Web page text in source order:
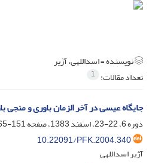
نویسنده =اسداللهی، آژیر
تعداد مقالات: 1
جایگاه عیسی در آخر الزمان باوری و منجی
دوره 6، 22-23، اسفند 1383، صفحه
151-165
10.22091/PFK.2004.340
آژیر اسداللهی